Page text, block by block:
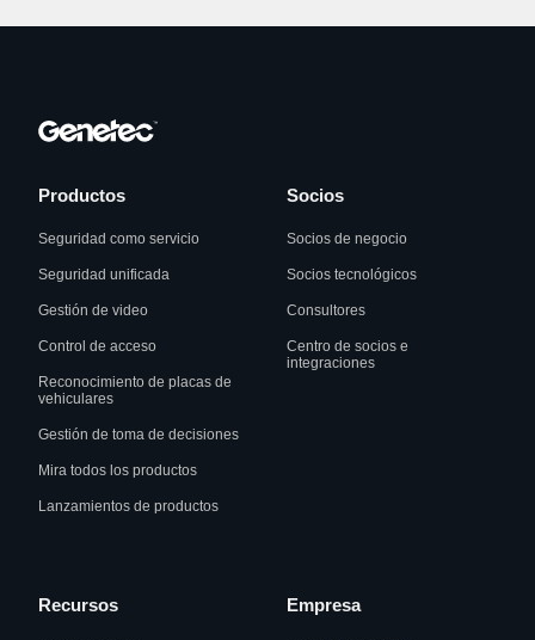
Productos
Seguridad como servicio
Seguridad unificada
Gestión de video
Control de acceso
Reconocimiento de placas de
vehiculares
Gestión de toma de decisiones
Mira todos los productos
Lanzamientos de productos
Socios
Socios de negocio
Socios tecnológicos
Consultores
Centro de socios e
integraciones
Recursos Empresa